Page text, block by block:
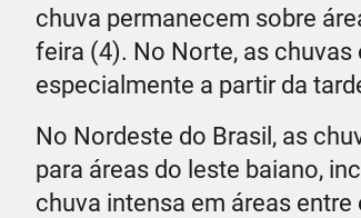
chuva permanecem sobre
feira (4). No Norte, as
especialmente a partir da
No Nordeste do Brasil, as
para áreas do leste baiano,
chuva intensa em áreas